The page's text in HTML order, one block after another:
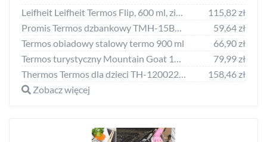
Leifheit Leifheit Termos Flip, 600 ml, zieleń kiwi Lumarko!
115,82 zł
Promis Termos dzbankowy TMH-15BH Herbata 1.5 l Srebrny
59,64 zł
Termos obiadowy stalowy termo 900 ml
66,90 zł
Termos turystyczny Mountain Goat 1000ml
79,99 zł
Thermos Termos dla dzieci TH-12002201 0.47 l Niebieski
158,46 zł
Zobacz więcej